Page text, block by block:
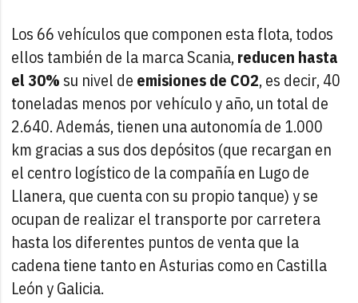
Los 66 vehículos que componen esta flota, todos
ellos también de la marca Scania,reducen hasta
el 30% su nivel de emisiones de CO2, es decir, 40
toneladas menos por vehículo y año, un total de
2.640. Además, tienen una autonomía de 1.000
km gracias a sus dos depósitos (que recargan en
el centro logístico de la compañía en Lugo de
Llanera, que cuenta con su propio tanque) y se
ocupan de realizar el transporte por carretera
hasta los diferentes puntos de venta que la
cadena tiene tanto en Asturias como en Castilla
León y Galicia.